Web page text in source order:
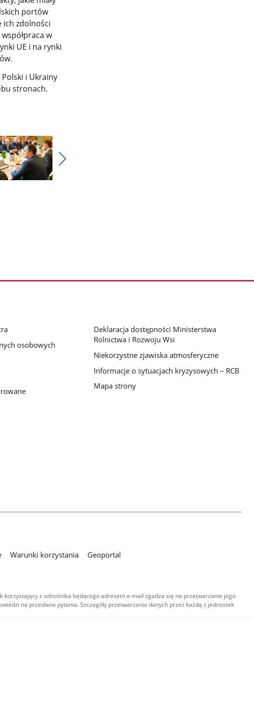
portów
ich zdolności
w
UE i na rynki
i Ukrainy
stronach.
osobowych
Deklaracja dostępności Ministerstwa
Rolnictwa i Rozwoju Wsi
Niekorzystne zjawiska atmosferyczne
Informacje o sytuacjach kryzysowych – RCB
Mapa strony
Warunki korzystania
Geoportal
z odnośnika będącego adresem e-mail zgadza się na przetwarzanie jego
na przesłane pytania. Szczegóły przetwarzania danych przez każdą z jednostek
i wideo,
-